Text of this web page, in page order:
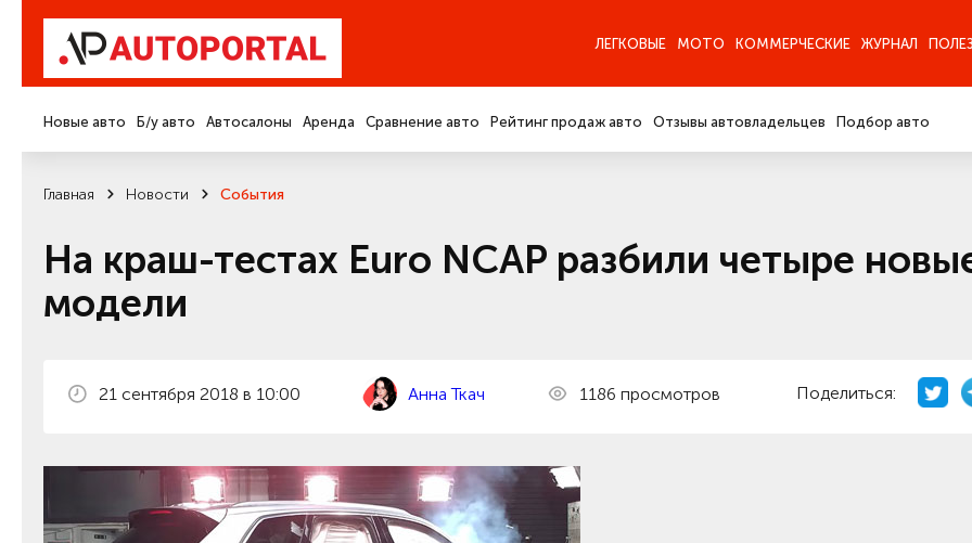
ЛЕГКОВЫЕ МОТО КОММЕРЧЕСКИЕ ЖУРНАЛ
Новые авто Б/у авто Автосалоны Аренда Сравнение авто Рейтинг продаж авто Отзывы автовладельцев Подбор авто
Главная Новости События
На краш-тестах Euro NCAP разбили четыре
модели
21 сентября 2018 в 10:00 Анна Ткач 1186 просмотров Поделиться: